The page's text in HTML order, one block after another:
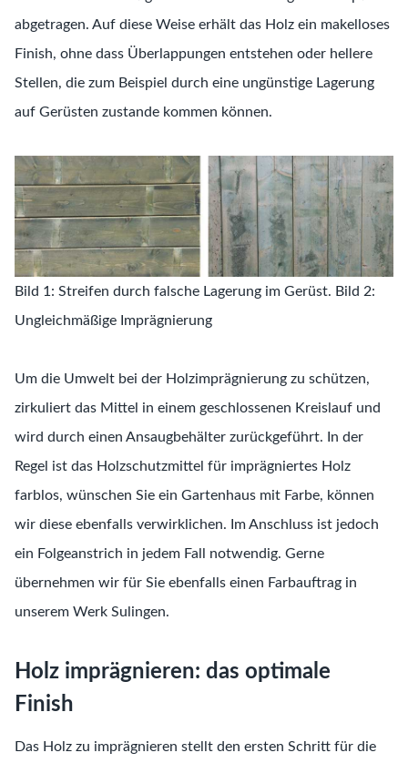
abgetragen. Auf diese Weise erhält das Holz ein makelloses
Finish, ohne dass Überlappungen entstehen oder hellere
Stellen, die zum Beispiel durch eine ungünstige Lagerung
auf Gerüsten zustande kommen können.
Bild 1: Streifen durch falsche Lagerung im Gerüst. Bild 2:
Ungleichmäßige Imprägnierung
Um die Umwelt bei der Holzimprägnierung zu schützen,
zirkuliert das Mittel in einem geschlossenen Kreislauf und
wird durch einen Ansaugbehälter zurückgeführt. In der
Regel ist das Holzschutzmittel für imprägniertes Holz
farblos, wünschen Sie ein Gartenhaus mit Farbe, können
wir diese ebenfalls verwirklichen. Im Anschluss ist jedoch
ein Folgeanstrich in jedem Fall notwendig. Gerne
übernehmen wir für Sie ebenfalls einen Farbauftrag in
unserem Werk Sulingen.
Holz imprägnieren: das optimale
Finish
Das Holz zu imprägnieren stellt den ersten Schritt für die